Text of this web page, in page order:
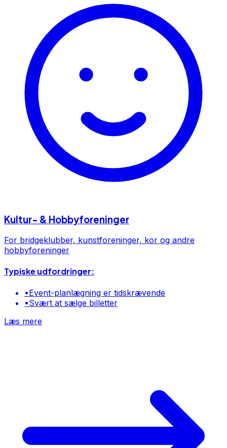
Kultur- & Hobbyforeninger
For bridgeklubber, kunstforeninger, kor og andre
hobbyforeninger
Typiske udfordringer:
•Event-planlægning er tidskrævende
•Svært at sælge billetter
Læs mere